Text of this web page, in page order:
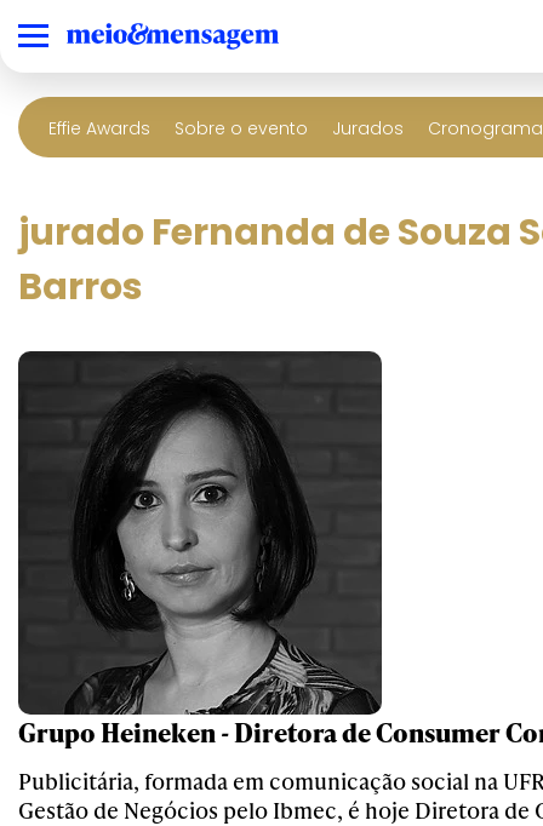
Effie Awards Sobre o evento Jurados
jurado Fernanda de Souza
Barros
Grupo Heineken - Diretora de Consumer
Publicitária, formada em comunicação social na
Gestão de Negócios pelo Ibmec, é hoje Diretora de